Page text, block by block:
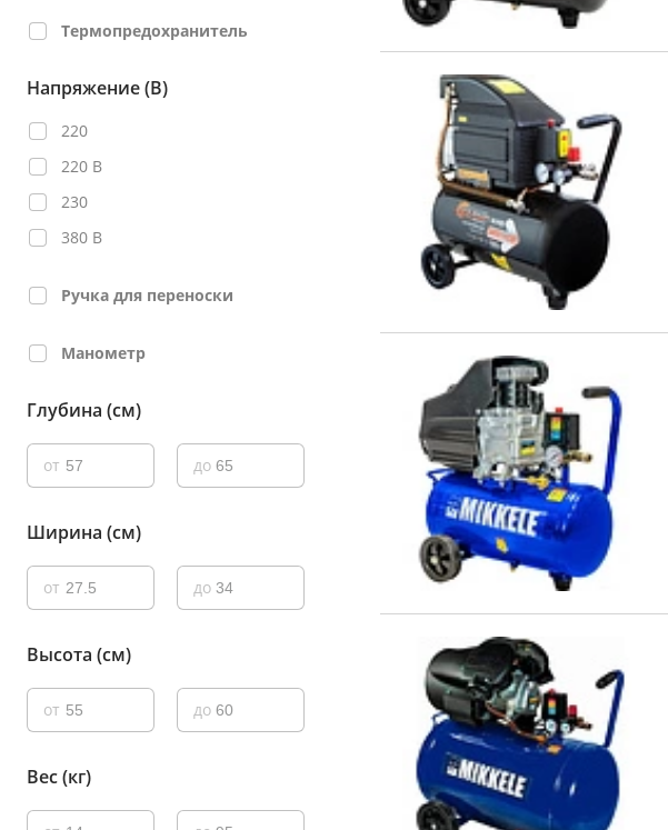
Термопредохранитель
Напряжение (В)
220
220 В
230
380 В
Ручка для переноски
Манометр
Глубина (см)
от до
Ширина (см)
от до
Высота (см)
от до
Вес (кг)